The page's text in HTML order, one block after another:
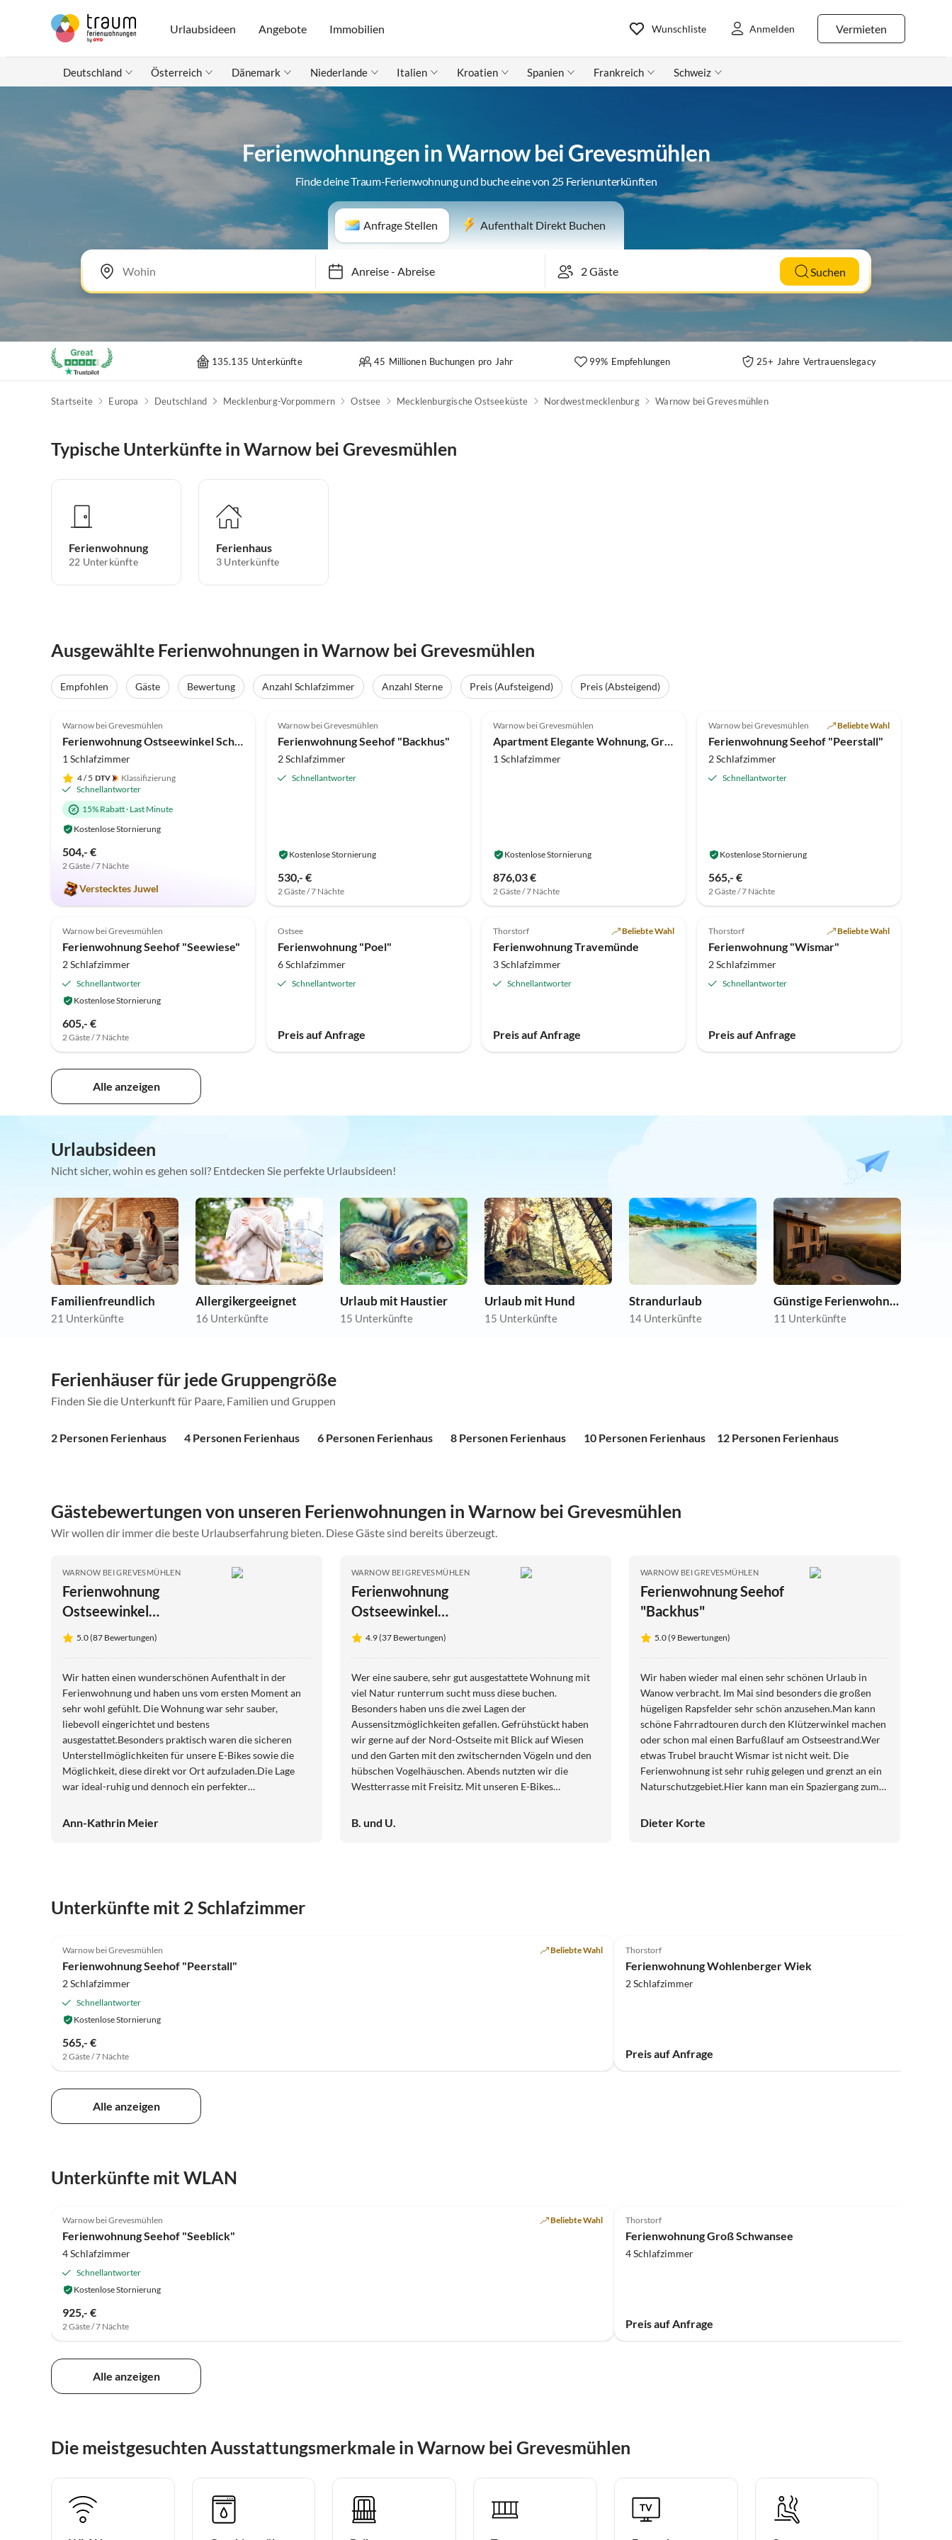
Urlaubsideen Angebote Immobilien Vermieten
Wunschliste Anmelden
Deutschland Österreich Dänemark Niederlande Italien Kroatien Spanien Frankreich Schweiz
Ferienwohnungen in Warnow bei Grevesmühlen
Finde deine Traum-Ferienwohnung und buche eine von 25 Ferienunterkünften
Anfrage Stellen Aufenthalt Direkt Buchen
Anreise-Abreise Suchen
135.135 Unterkünfte 45 Millionen Buchungen pro Jahr 99% Empfehlungen 25+ Jahre Vertrauenslegacy
Startseite Europa Deutschland Mecklenburg-Vorpommern Ostsee Mecklenburgische Ostseeküste Nordwestmecklenburg Warnow bei Grevesmühlen
Typische Unterkünfte in Warnow bei Grevesmühlen
Ferienwohnung
22 Unterkünfte
Ferienhaus
3 Unterkünfte
Ausgewählte Ferienwohnungen in Warnow bei Grevesmühlen
Empfohlen Gäste Bewertung Anzahl Schlafzimmer Anzahl Sterne Preis (Aufsteigend)
Preis (Absteigend)
Warnow bei Grevesmühlen
Ferienwohnung Ostseewinkel Schlüsselblume
1 Schlafzimmer
4/ 5
Klassifizierung
Schnellantworter
15% Rabatt· Last Minute
Kostenlose Stornierung
504,- €
2 Gäste / 7 Nächte
Verstecktes Juwel
Top-Inserat
Warnow bei Grevesmühlen
Ferienwohnung Seehof "Backhus"
2 Schlafzimmer
Schnellantworter
Kostenlose Stornierung
530,- €
2 Gäste / 7 Nächte
Warnow bei Grevesmühlen
Apartment Elegante Wohnung, Grevesmühlen
1 Schlafzimmer
Kostenlose Stornierung
876,03 €
2 Gäste / 7 Nächte
Warnow bei Grevesmühlen Beliebte Wahl
Ferienwohnung Seehof "Peerstall"
2 Schlafzimmer
Schnellantworter
Kostenlose Stornierung
565,- €
2 Gäste / 7 Nächte
Top-Inserat
5.0 (2)
Warnow bei Grevesmühlen
Ferienwohnung Seehof "Seewiese"
2 Schlafzimmer
Schnellantworter
Kostenlose Stornierung
605,- €
2 Gäste / 7 Nächte
Ostsee
Ferienwohnung "Poel"
6 Schlafzimmer
Schnellantworter
Preis auf Anfrage
Thorstorf Beliebte Wahl
Ferienwohnung Travemünde
3 Schlafzimmer
Schnellantworter
Preis auf Anfrage
Thorstorf Beliebte Wahl
Ferienwohnung "Wismar"
2 Schlafzimmer
Schnellantworter
Preis auf Anfrage
Alle anzeigen
Urlaubsideen
Nicht sicher, wohin es gehen soll? Entdecken Sie perfekte Urlaubsideen!
Familienfreundlich
21 Unterkünfte
Allergikergeeignet
16 Unterkünfte
Urlaub mit Haustier
15 Unterkünfte
Urlaub mit Hund
15 Unterkünfte
Strandurlaub
14 Unterkünfte
Günstige Ferienwohnungen
11 Unterkünfte
Ferienhäuser für jede Gruppengröße
Finden Sie die Unterkunft für Paare, Familien und Gruppen
2 Personen Ferienhaus 4 Personen Ferienhaus 6 Personen Ferienhaus 8 Personen Ferienhaus 10 Personen Ferienhaus 12 Personen Ferienhaus
Gästebewertungen von unseren Ferienwohnungen in Warnow bei Grevesmühlen
Wir wollen dir immer die beste Urlaubserfahrung bieten. Diese Gäste sind bereits überzeugt.
WARNOW BEI GREVESMÜHLEN
Ferienwohnung
Ostseewinkel
Gänseblümchen
5.0 (87 Bewertungen)
Wir hatten einen wunderschönen Aufenthalt in der
Ferienwohnung und haben uns vom ersten Moment an
sehr wohl gefühlt. Die Wohnung war sehr sauber,
liebevoll eingerichtet und bestens
ausgestattet.Besonders praktisch waren die sicheren
Unterstellmöglichkeiten für unsere E-Bikes sowie die
Möglichkeit, diese direkt vor Ort aufzuladen.Die Lage
war ideal-ruhig und dennoch ein perfekter
Fahrrad sehr gut und schnell zu erreichen, sodass wir
uneingeschränkt weiterempfehlen!
Ann-Kathrin Meier
WARNOW BEI GREVESMÜHLEN
Ferienwohnung
Ostseewinkel
Schlüsselblume
4.9 (37 Bewertungen)
Wer eine saubere, sehr gut ausgestattete Wohnung mit
viel Natur runterrum sucht muss diese buchen.
Besonders haben uns die zwei Lagen der
Aussensitzmöglichkeiten gefallen. Gefrühstückt haben
wir gerne auf der Nord-Ostseite mit Blick auf Wiesen
und den Garten mit den zwitschernden Vögeln und den
hübschen Vogelhäuschen. Abends nutzten wir die
Westterrasse mit Freisitz. Mit unseren E-Bikes
stärkten wir uns in netten Hofcafés und Restaurants.
B. und U.
WARNOW BEI GREVESMÜHLEN
Ferienwohnung Seehof
"Backhus"
5.0 (9 Bewertungen)
Wir haben wieder mal einen sehr schönen Urlaub in
Wanow verbracht. Im Mai sind besonders die großen
hügeligen Rapsfelder sehr schön anzusehen.Man kann
schöne Fahrradtouren durch den Klützerwinkel machen
oder schon mal einen Barfußlauf am Ostseestrand.Wer
etwas Trubel braucht Wismar ist nicht weit. Die
Ferienwohnung ist sehr ruhig gelegen und grenzt an ein
Naturschutzgebiet.Hier kann man ein Spaziergang zum
genießen.
Dieter Korte
Unterkünfte mit 2 Schlafzimmer
Warnow bei Grevesmühlen Beliebte Wahl
Ferienwohnung Seehof "Peerstall"
2 Schlafzimmer
Schnellantworter
Kostenlose Stornierung
565,- €
2 Gäste / 7 Nächte
Thorstorf
Ferienwohnung Wohlenberger Wiek
2 Schlafzimmer
Preis auf Anfrage
Alle anzeigen
Unterkünfte mit WLAN
Warnow bei Grevesmühlen Beliebte Wahl
Ferienwohnung Seehof "Seeblick"
4 Schlafzimmer
Schnellantworter
Kostenlose Stornierung
925,- €
2 Gäste / 7 Nächte
Thorstorf
Ferienwohnung Groß Schwansee
4 Schlafzimmer
Preis auf Anfrage
Alle anzeigen
Die meistgesuchten Ausstattungsmerkmale in Warnow bei Grevesmühlen